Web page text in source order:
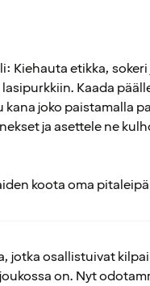
Kiehauta etikka,
Kaada
joko paistamalla
ja asettele ne
koota oma
jotka osallistuivat
on. Nyt